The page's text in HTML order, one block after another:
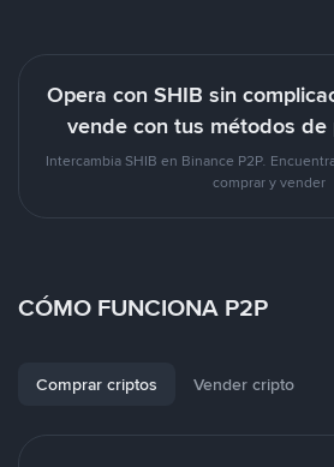
Opera con SHIB sin
vende con tus métodos de
Intercambia SHIB en Binance P2P.
comprar y vender
CÓMO FUNCIONA P2P
Comprar criptos Vender cripto